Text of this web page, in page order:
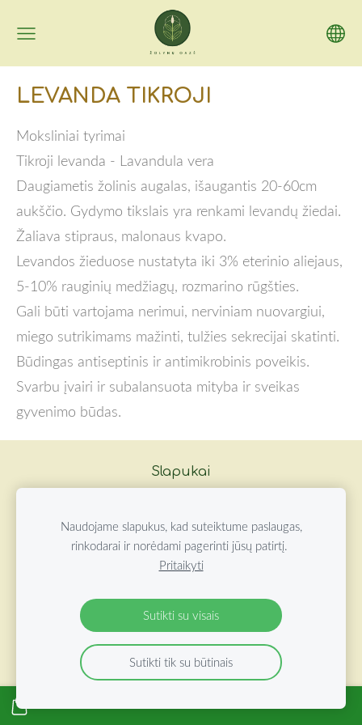
LEVANDA TIKROJI
Moksliniai tyrimai
Tikroji levanda - Lavandula vera
Daugiametis žolinis augalas, išaugantis 20-60cm
aukščio. Gydymo tikslais yra renkami levandų žiedai.
Žaliava stipraus, malonaus kvapo.
Levandos žieduose nustatyta iki 3% eterinio aliejaus,
5-10% rauginių medžiagų, rozmarino rūgšties.
Gali būti vartojama nerimui, nerviniam nuovargiui,
miego sutrikimams mažinti, tulžies sekrecijai skatinti.
Būdingas antiseptinis ir antimikrobinis poveikis.
Svarbu įvairi ir subalansuota mityba ir sveikas
gyvenimo būdas.
Slapukai
2026 ŽOLYNŲ OAZĖ VISOS TEISĖS SAUGOMOS
Naudojame slapukus, kad suteiktume paslaugas,
rinkodarai ir norėdami pagerinti jūsų patirtį.
Pritaikyti
Sutikti su visais
Sutikti tik su būtinais